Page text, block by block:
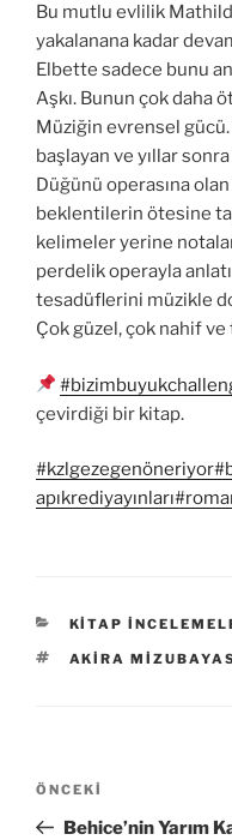
Bu mutlu evlilik
yakalanana kadar
Elbette sadece bunu
Aşkı. Bunun çok daha
Müziğin evrensel gücü.
başlayan ve yıllar
Düğünü operasına
beklentilerin ötesine
kelimeler yerine
perdelik operayla
tesadüflerini müzikle
Çok güzel, çok nahif
çevirdiği bir kitap.
#kzlgezegenöneriyor
apıkrediyayınları
KATEGORILER
KITAP
ETIKETLER
AKIRA
Yazı
Önceki
Yazı
ÖNCEKI
Behice’nin Yarım